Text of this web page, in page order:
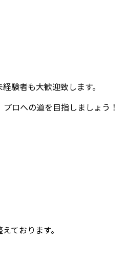
験者も大歓迎致します。
ロへの道を目指しましょう！
ております。